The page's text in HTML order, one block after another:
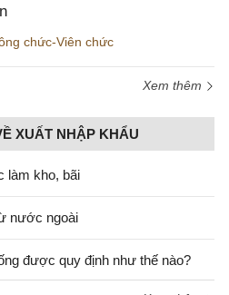
chức-Viên chức
Xem thêm
XUẤT NHẬP KHẨU
làm kho, bãi
nước ngoài
được quy định như thế nào?